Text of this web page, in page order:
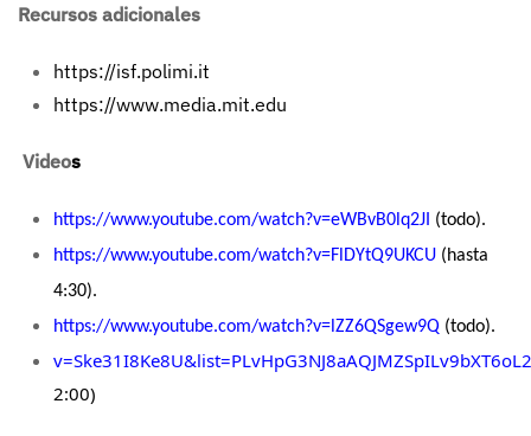
Recursos adicionales
https://isf.polimi.it
https://www.media.mit.edu
Videos
https://www.youtube.com/watch?v=eWBvB0lq2JI (todo).
https://www.youtube.com/watch?v=FlDYtQ9UKCU (hasta
4:30).
https://www.youtube.com/watch?v=lZZ6QSgew9Q (todo).
2:00)